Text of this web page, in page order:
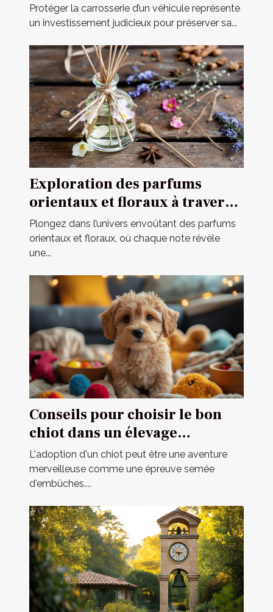
votre véhicule ?
Protéger la carrosserie d’un véhicule représente
un investissement judicieux pour préserver sa...
Exploration des parfums
orientaux et floraux à travers
une fragrance iconique
Plongez dans l’univers envoûtant des parfums
orientaux et floraux, où chaque note révèle
une...
Conseils pour choisir le bon
chiot dans un élevage
spécialisé
L'adoption d'un chiot peut être une aventure
merveilleuse comme une épreuve semée
d'embûches....